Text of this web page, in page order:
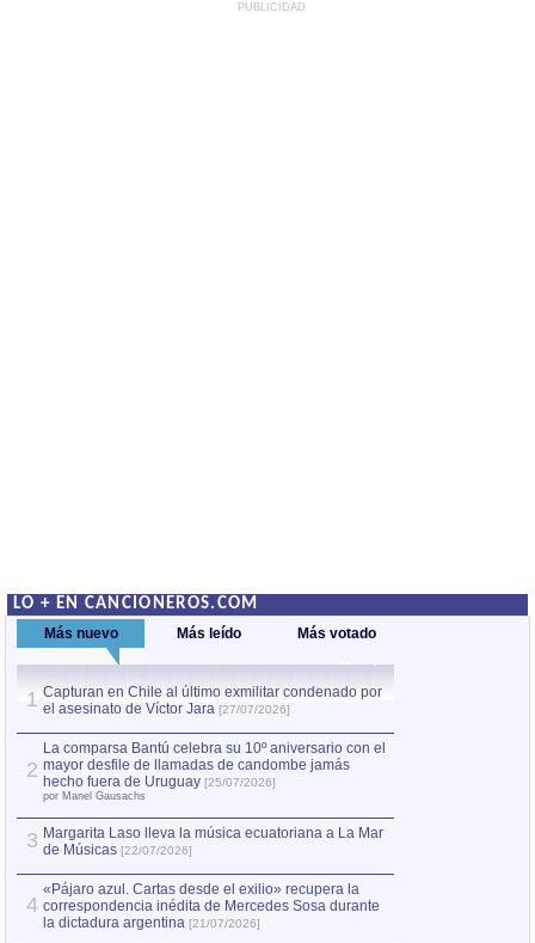
PUBLICIDAD
LO + EN CANCIONEROS.COM
Más nuevo Más leído Más votado
1 Capturan en Chile al último exmilitar condenado por
el asesinato de Víctor Jara [27/07/2026]
2
La comparsa Bantú celebra su 10º aniversario con el
mayor desfile de llamadas de candombe jamás
hecho fuera de Uruguay [25/07/2026]
por Manel Gausachs
3 Margarita Laso lleva la música ecuatoriana a La Mar
de Músicas [22/07/2026]
4
«Pájaro azul. Cartas desde el exilio» recupera la
correspondencia inédita de Mercedes Sosa durante
la dictadura argentina [21/07/2026]